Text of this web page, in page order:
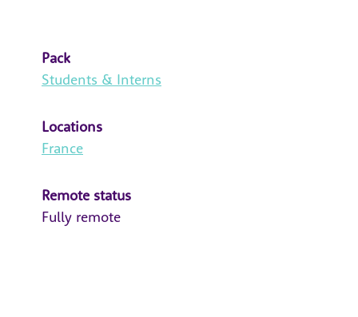
Pack
Students & Interns
Locations
France
Remote status
Fully remote